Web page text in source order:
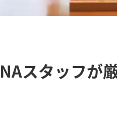
スタッフ